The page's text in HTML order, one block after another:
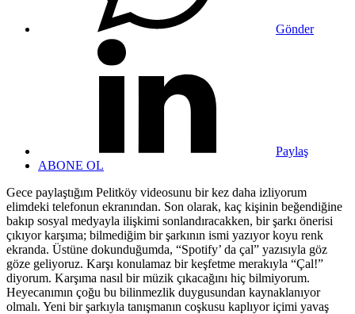
Gönder
Paylaş
ABONE OL
Gece paylaştığım Pelitköy videosunu bir kez daha izliyorum
elimdeki telefonun ekranından. Son olarak, kaç kişinin beğendiğine
bakıp sosyal medyayla ilişkimi sonlandıracakken, bir şarkı önerisi
çıkıyor karşıma; bilmediğim bir şarkının ismi yazıyor koyu renk
ekranda. Üstüne dokunduğumda, “Spotify’ da çal” yazısıyla göz
göze geliyoruz. Karşı konulamaz bir keşfetme merakıyla “Çal!”
diyorum. Karşıma nasıl bir müzik çıkacağını hiç bilmiyorum.
Heyecanımın çoğu bu bilinmezlik duygusundan kaynaklanıyor
olmalı. Yeni bir şarkıyla tanışmanın coşkusu kaplıyor içimi yavaş